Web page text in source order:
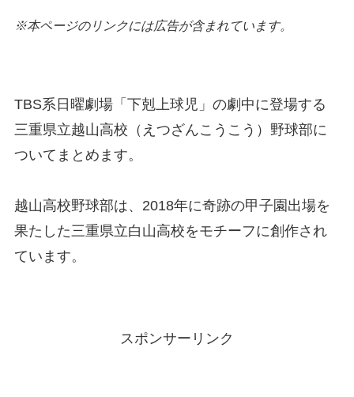
※本ページのリンクには広告が含まれています。
TBS系日曜劇場「下剋上球児」の劇中に登場する
三重県立越山高校（えつざんこうこう）野球部に
ついてまとめます。
越山高校野球部は、2018年に奇跡の甲子園出場を
果たした三重県立白山高校をモチーフに創作され
ています。
スポンサーリンク